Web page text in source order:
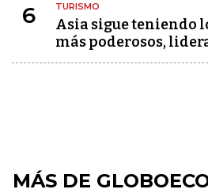
6 TURISMO
Asia sigue teniendo
más poderosos,
MÁS DE